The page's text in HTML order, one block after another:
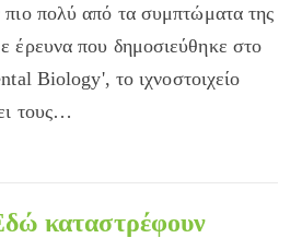
πολύ από τα συμπτώματα της
έρευνα που δημοσιεύθηκε στο
Biology', το ιχνοστοιχείο
τους…
καταστρέφουν